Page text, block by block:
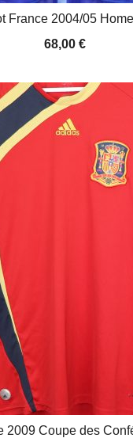
France 2004/05
68,00 €
2009 Coupe des